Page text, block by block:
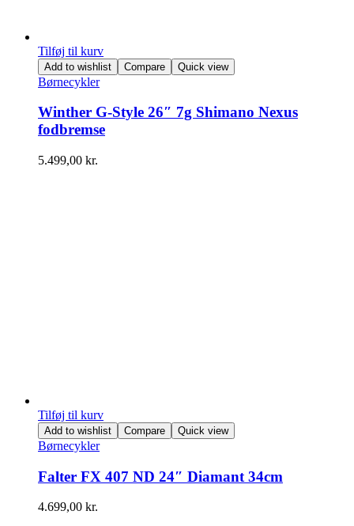
Tilføj til kurv
Add to wishlist Compare Quick view
Børnecykler
Winther G-Style 26″ 7g Shimano Nexus
fodbremse
5.499,00 kr.
Tilføj til kurv
Add to wishlist Compare Quick view
Børnecykler
Falter FX 407 ND 24″ Diamant 34cm
4.699,00 kr.